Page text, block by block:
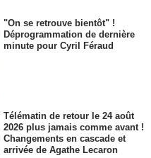
"On se retrouve bientôt" !
Déprogrammation de dernière
minute pour Cyril Féraud
Télématin de retour le 24 août
2026 plus jamais comme avant !
Changements en cascade et
arrivée de Agathe Lecaron